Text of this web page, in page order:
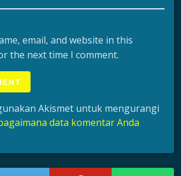
email, and website in this
the next time I comment.
Akismet untuk mengurangi
data komentar Anda